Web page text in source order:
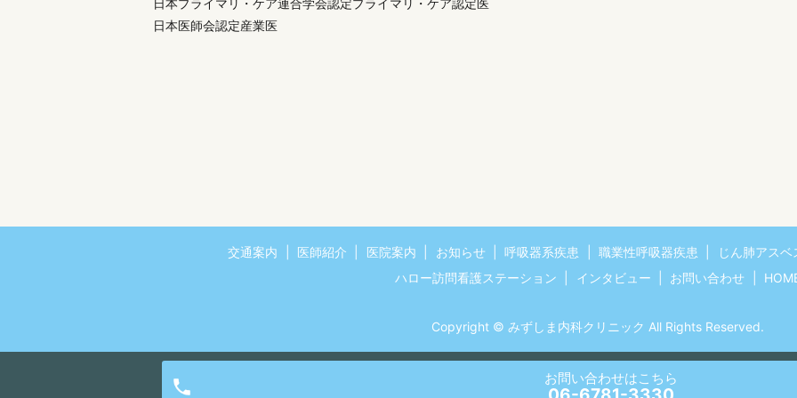
日本医師会認定産業医
お問い合わせはこちら
交通案内 医師紹介 医院案内 お知らせ 呼吸器系疾患 職業性呼吸器疾患 じん肺アスベ
ハロー訪問看護ステーション
インタビュー お問い合わせ
Copyright © みずしま内科クリニック All Rights Reserved.